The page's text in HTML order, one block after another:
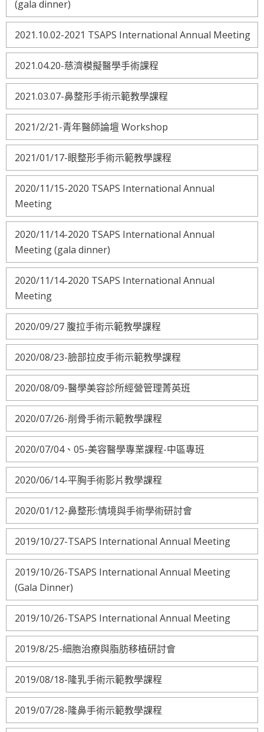
(gala dinner)
2021.10.02-2021 TSAPS International Annual Meeting
2021.04.20-慈濟模擬醫學手術課程
2021.03.07-鼻整形手術示範教學課程
2021/2/21-青年醫師論壇 Workshop
2021/01/17-眼整形手術示範教學課程
2020/11/15-2020 TSAPS International Annual
Meeting
2020/11/14-2020 TSAPS International Annual
Meeting (gala dinner)
2020/11/14-2020 TSAPS International Annual
Meeting
2020/09/27 腹拉手術示範教學課程
2020/08/23-臉部拉皮手術示範教學課程
2020/08/09-醫學美容診所經營管理菁英班
2020/07/26-削骨手術示範教學課程
2020/07/04、05-美容醫學專業課程-中區專班
2020/06/14-平胸手術影片教學課程
2020/01/12-鼻整形:情境與手術學術研討會
2019/10/27-TSAPS International Annual Meeting
2019/10/26-TSAPS International Annual Meeting
(Gala Dinner)
2019/10/26-TSAPS International Annual Meeting
2019/8/25-細胞治療與脂肪移植研討會
2019/08/18-隆乳手術示範教學課程
2019/07/28-隆鼻手術示範教學課程